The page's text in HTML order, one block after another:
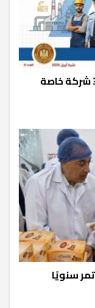
العمل: توفير 1820 فرصة عمل في 33 شركة خاصة
تنتج 1160 طن تمر سنويًا